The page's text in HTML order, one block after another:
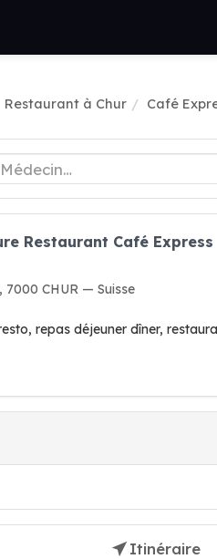
Restaurant à Chur Café
Restaurant Café Express
7000 CHUR — Suisse
repas déjeuner dîner,
Itinéraire